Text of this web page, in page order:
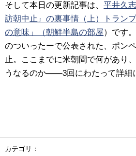
そして本日の更新記事は、 平井久
訪朝中止』の裏事情（上）トラン
の意味」（朝鮮半島の部屋）です
のついったーで公表された、ポン
止。ここまでに米朝間で何があり
うなるのか――3回にわたって詳細
カテゴリ：